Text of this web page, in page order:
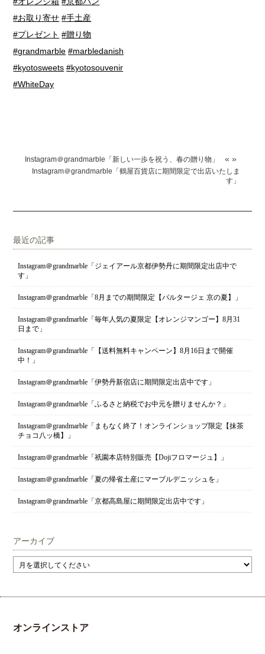
最近の記事
Instagram＠grandmarble「ジェイアール京都伊勢丹に期間限定出店中で
す」
Instagram＠grandmarble「8月までの期間限定【パルタージェ 京の夏】」
Instagram＠grandmarble「毎年人気の夏限定【オレンジマンゴー】8月31
日まで」
Instagram＠grandmarble「【送料無料キャンペーン】8月16日まで開催
中！」
Instagram＠grandmarble「伊勢丹新宿店に期間限定出店中です」
Instagram＠grandmarble「ふるさと納税でお中元を贈りませんか？」
Instagram＠grandmarble「まもなく終了！オンラインショップ限定【抹茶
チョコ八ッ橋】」
Instagram＠grandmarble「祇園本店特別販売【Dojiフロマージュ】」
Instagram＠grandmarble「夏の帰省土産にマーブルデニッシュを」
Instagram＠grandmarble「京都高島屋に期間限定出店中です」
アーカイブ
#お取り寄せ #手土産
#プレゼント #贈り物
#grandmarble #marbledanish
#kyotosweets #kyotosouvenir
#WhiteDay
«
Instagram＠grandmarble「新しい一歩を祝う、春の贈り物」
Instagram＠grandmarble「鶴屋百貨店に期間限定で出店いたしま
す」
»
オンラインストア